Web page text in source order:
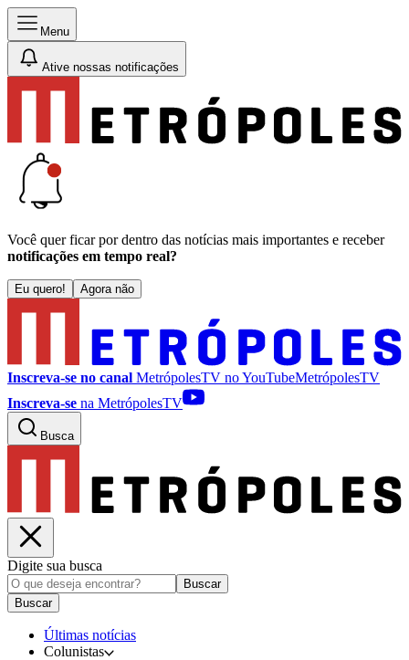
Menu
Ative nossas notificações
Você quer ficar por dentro das notícias mais importantes e receber
notificações em tempo real?
Eu quero! Agora não
Inscreva-se no canal MetrópolesTV noYouTubeMetrópolesTV
Inscreva-se na MetrópolesTV
Busca
Digite sua busca
Buscar
Buscar
Últimas notícias
Colunistas